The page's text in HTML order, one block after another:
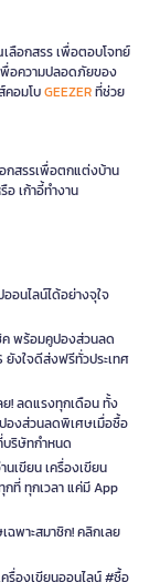
อกสรร เพื่อตอบโจทย์
พื่อความปลอดภัยของ
คอมโบGEEZERที่ช่วย
กสรรเพื่อตกแต่งบ้าน
อ เก้าอี้ทำงาน
อนไลน์ได้อย่างจุใจ
ค พร้อมคูปองส่วนลด
ยังใจดีส่งฟรีทั่วประเทศ
ย! ลดแรงทุกเดือน ทั้ง
องส่วนลดพิเศษเมื่อซื้อ
บริษัทกำหนด
เขียน เครื่องเขียน
ที่ ทุกเวลา แค่มี App
ฉพาะสมาชิก! คลิกเลย
รื่องเขียนออนไลน์ #ซื้อ